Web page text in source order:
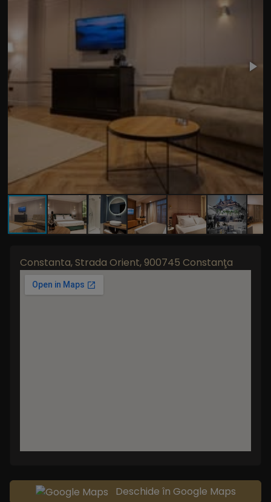
Constanta, Strada Orient, 900745 Constanţa
Deschide în Google Maps